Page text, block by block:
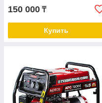
150 000 ₸
Купить